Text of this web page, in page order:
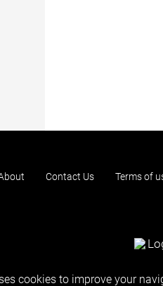
Contact Us Terms of
cookies to improve your